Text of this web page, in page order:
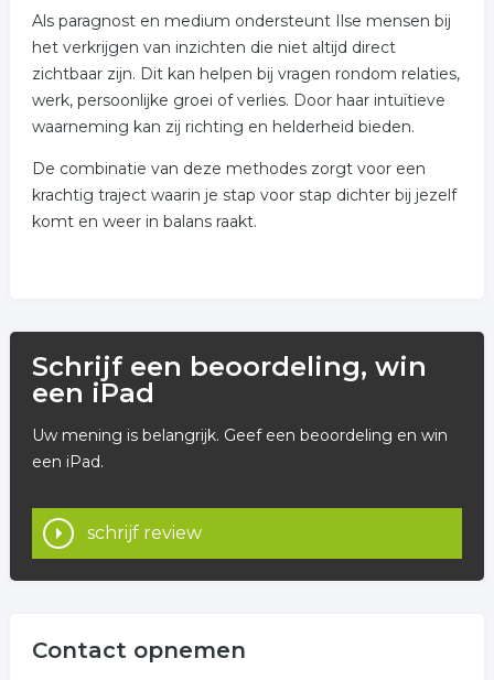
Als paragnost en medium ondersteunt Ilse mensen bij
het verkrijgen van inzichten die niet altijd direct
zichtbaar zijn. Dit kan helpen bij vragen rondom relaties,
werk, persoonlijke groei of verlies. Door haar intuïtieve
waarneming kan zij richting en helderheid bieden.
De combinatie van deze methodes zorgt voor een
krachtig traject waarin je stap voor stap dichter bij jezelf
komt en weer in balans raakt.
Schrijf een beoordeling, win
een iPad
Uw mening is belangrijk. Geef een beoordeling en win
een iPad.
schrijf review
Contact opnemen